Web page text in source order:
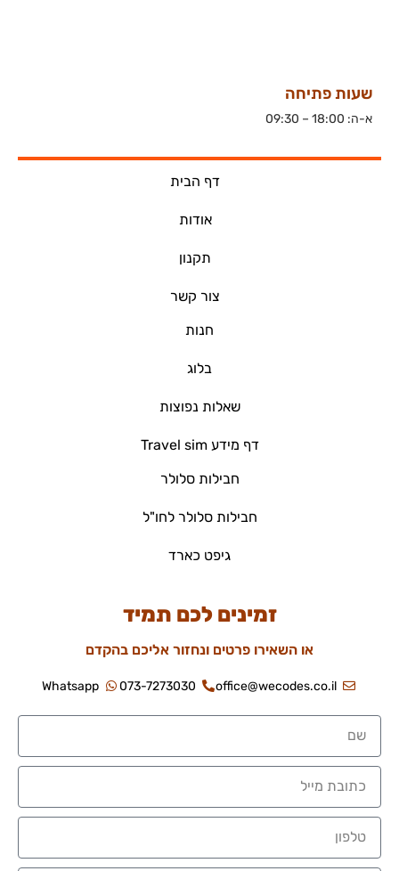
שעות פתיחה
א-ה: 18:00 – 09:30
דף הבית
אודות
תקנון
צור קשר
חנות
בלוג
שאלות נפוצות
דף מידע Travel sim
חבילות סלולר
חבילות סלולר לחו"ל
גיפט כארד
זמינים לכם תמיד
או השאירו פרטים ונחזור אליכם בהקדם
office@wecodes.co.il
073-7273030
Whatsapp